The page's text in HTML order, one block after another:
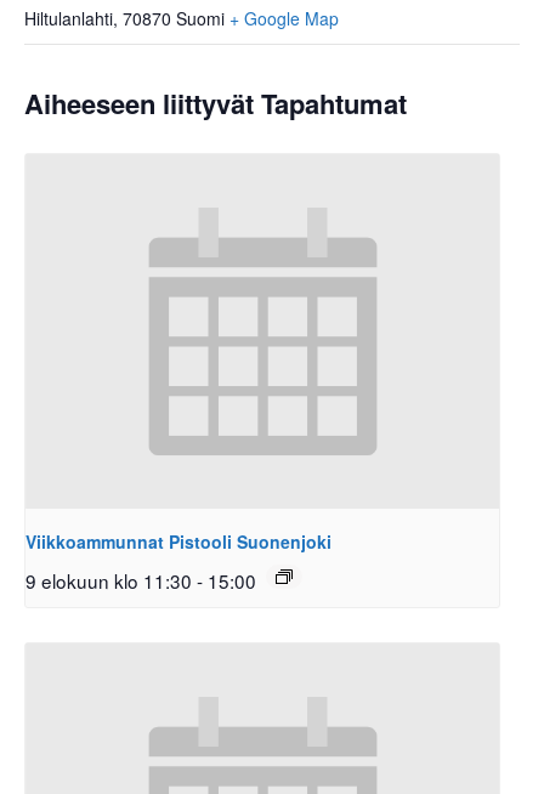
Hiltulanlahti, 70870 Suomi + Google Map
Aiheeseen liittyvät Tapahtumat
Viikkoammunnat Pistooli Suonenjoki
9 elokuun klo 11:30 - 15:00